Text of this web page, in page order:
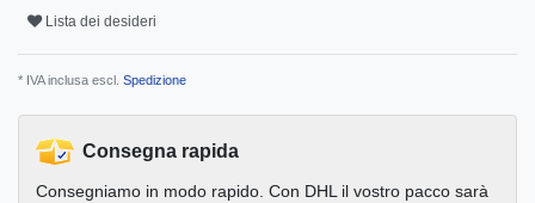
Lista dei desideri
* IVA inclusa escl. Spedizione
Consegna rapida
Consegniamo in modo rapido. Con DHL il vostro pacco sarà